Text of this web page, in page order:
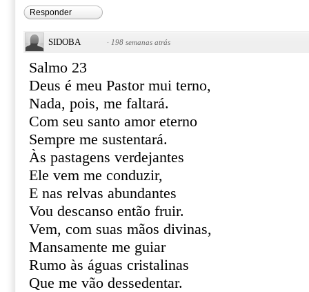
Responder
SIDOBA · 198 semanas atrás
Salmo 23
Deus é meu Pastor mui terno,
Nada, pois, me faltará.
Com seu santo amor eterno
Sempre me sustentará.
Às pastagens verdejantes
Ele vem me conduzir,
E nas relvas abundantes
Vou descanso então fruir.
Vem, com suas mãos divinas,
Mansamente me guiar
Rumo às águas cristalinas
Que me vão dessedentar.